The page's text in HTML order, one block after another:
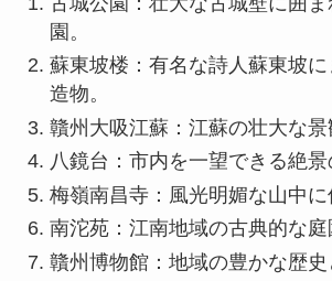
園。
蘇東坡楼：有名な詩人蘇東坡
造物。
贛州大吸江蘇：江蘇の壮大な景
八鏡台：市内を一望できる絶景
梅嶺南昌寺：風光明媚な山中に
南沱苑：江南地域の古典的な庭
贛州博物館：地域の豊かな歴史